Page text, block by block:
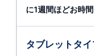
に1週間ほどお時
タブレットタ